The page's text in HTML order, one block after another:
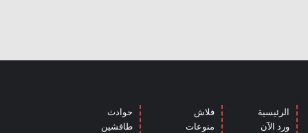
الرئيسية
ورد الآن
فلاش
منوعات
حوادث
طافشين